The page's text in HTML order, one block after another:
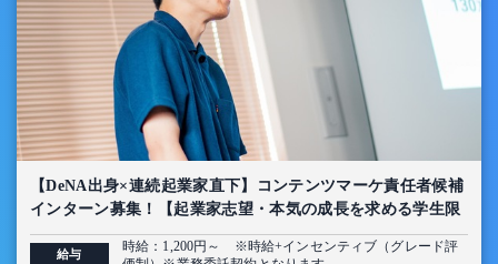
【DeNA出身×連続起業家直下】コンテンツマーケ責任者候補
インターン募集！【起業家志望・本気の成長を求める学生限
定】
給与
時給：1,200円～ ※時給+インセンティブ（グレード評